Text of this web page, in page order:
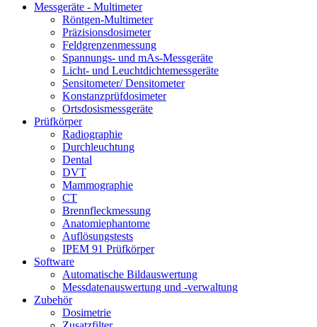
Messgeräte - Multimeter
Röntgen-Multimeter
Präzisionsdosimeter
Feldgrenzenmessung
Spannungs- und mAs-Messgeräte
Licht- und Leuchtdichtemessgeräte
Sensitometer/ Densitometer
Konstanzprüfdosimeter
Ortsdosismessgeräte
Prüfkörper
Radiographie
Durchleuchtung
Dental
DVT
Mammographie
CT
Brennfleckmessung
Anatomiephantome
Auflösungstests
IPEM 91 Prüfkörper
Software
Automatische Bildauswertung
Messdatenauswertung und -verwaltung
Zubehör
Dosimetrie